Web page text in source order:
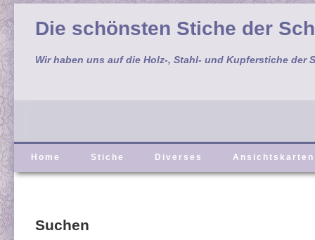
Die schönsten Stiche der
Wir haben uns auf die Holz-, Stahl- und Kupferstiche der
Home Stiche Diverses Ansichtskarten
Suchen